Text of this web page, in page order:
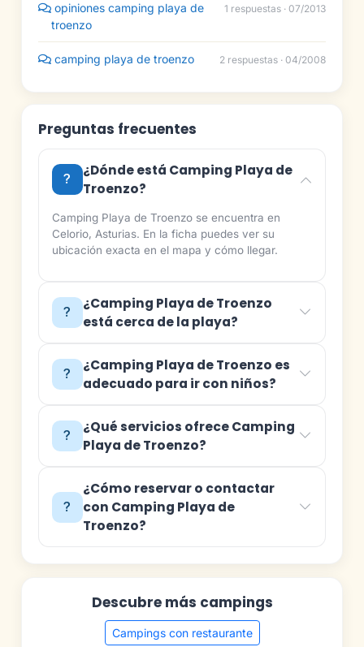
opiniones camping playa de
troenzo
1 respuestas · 07/2013
camping playa de troenzo 2 respuestas · 04/2008
Preguntas frecuentes
¿Dónde está Camping Playa de
Troenzo?
Camping Playa de Troenzo se encuentra en
Celorio, Asturias. En la ficha puedes ver su
ubicación exacta en el mapa y cómo llegar.
¿Camping Playa de Troenzo
está cerca de la playa?
¿Camping Playa de Troenzo es
adecuado para ir con niños?
¿Qué servicios ofrece Camping
Playa de Troenzo?
¿Cómo reservar o contactar
con Camping Playa de
Troenzo?
Descubre más campings
Campings con restaurante